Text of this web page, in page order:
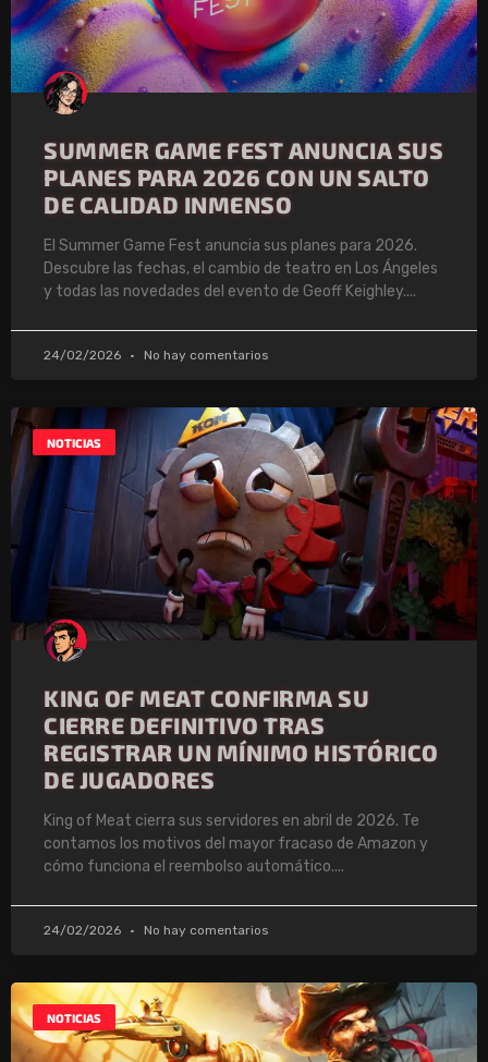
SUMMER GAME FEST ANUNCIA SUS
PLANES PARA 2026 CON UN SALTO
DE CALIDAD INMENSO
El Summer Game Fest anuncia sus planes para 2026.
Descubre las fechas, el cambio de teatro en Los Ángeles
y todas las novedades del evento de Geoff Keighley.
24/02/2026 No hay comentarios
NOTICIAS
KING OF MEAT CONFIRMA SU
CIERRE DEFINITIVO TRAS
REGISTRAR UN MÍNIMO HISTÓRICO
DE JUGADORES
King of Meat cierra sus servidores en abril de 2026. Te
contamos los motivos del mayor fracaso de Amazon y
cómo funciona el reembolso automático.
24/02/2026 No hay comentarios
NOTICIAS